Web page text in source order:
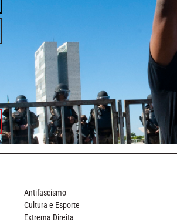
Antifascismo
Cultura e Esporte
Extrema Direita